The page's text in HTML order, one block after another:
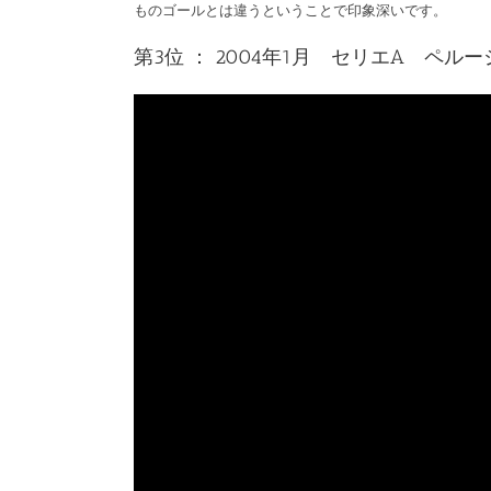
ものゴールとは違うということで印象深いです。
第3位 ： 2004年1月 セリエA ペルー